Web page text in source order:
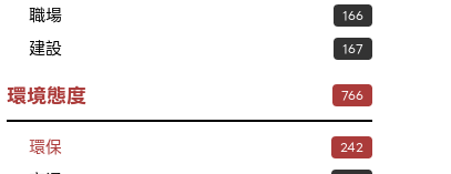
職場 166
建設 167
環境態度 766
環保 242